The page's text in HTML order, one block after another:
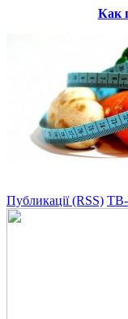
Как
Публикації (RSS) ТВ-